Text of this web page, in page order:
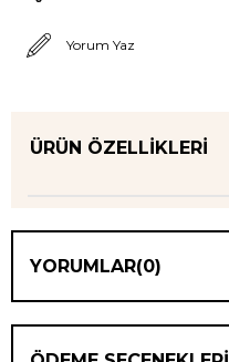
Yorum Yaz
ÜRÜN ÖZELLIKLERI
YORUMLAR(0)